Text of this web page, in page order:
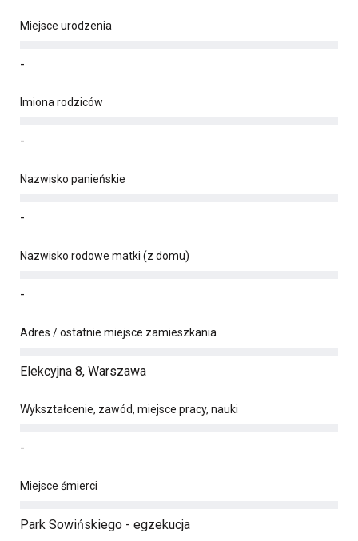
Miejsce urodzenia
-
Imiona rodziców
-
Nazwisko panieńskie
-
Nazwisko rodowe matki (z domu)
-
Adres / ostatnie miejsce zamieszkania
Elekcyjna 8, Warszawa
Wykształcenie, zawód, miejsce pracy, nauki
-
Miejsce śmierci
Park Sowińskiego - egzekucja